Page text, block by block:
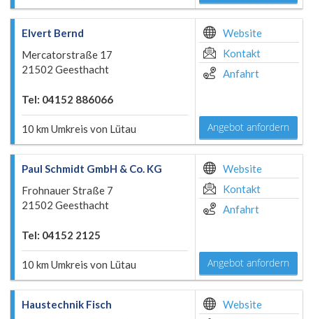
Elvert Bernd
Mercatorstraße 17
21502 Geesthacht
Tel: 04152 886066
10 km Umkreis von Lütau
Website
Kontakt
Anfahrt
Angebot anfordern
Paul Schmidt GmbH & Co. KG
Frohnauer Straße 7
21502 Geesthacht
Tel: 04152 2125
10 km Umkreis von Lütau
Website
Kontakt
Anfahrt
Angebot anfordern
Haustechnik Fisch
Website